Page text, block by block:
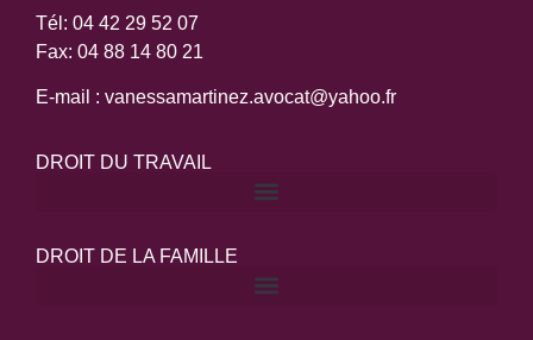
Tél: 04 42 29 52 07
Fax: 04 88 14 80 21
E-mail : vanessamartinez.avocat@yahoo.fr
DROIT DU TRAVAIL
DROIT DE LA FAMILLE